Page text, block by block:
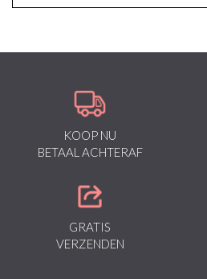
KOOP NU
BETAAL ACHTERAF
GRATIS
VERZENDEN